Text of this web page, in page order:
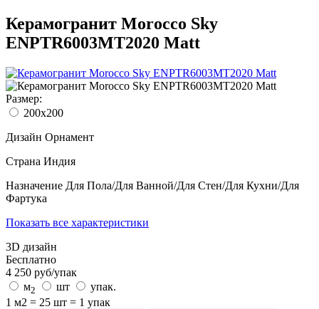
Керамогранит Morocco Sky
ENPTR6003MT2020 Matt
Размер:
200x200
Дизайн Орнамент
Страна Индия
Назначение Для Пола/Для Ванной/Для Стен/Для Кухни/Для
Фартука
Показать все характеристики
3D дизайн
Бесплатно
4 250 руб/упак
м2 шт
упак.
1 м2 = 25 шт = 1 упак